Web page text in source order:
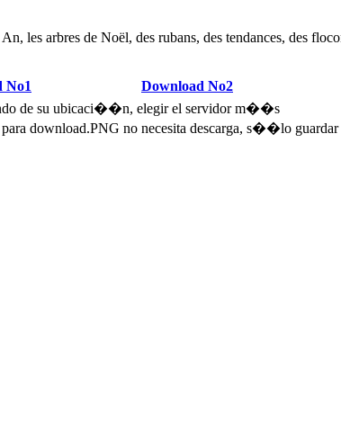
les arbres de Noël, des rubans, des tendances, des
No1
Download No2
de su ubicaci��n, elegir el servidor m��s
download.PNG no necesita descarga, s��lo guardar